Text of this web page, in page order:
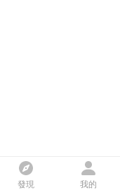
發現 我的